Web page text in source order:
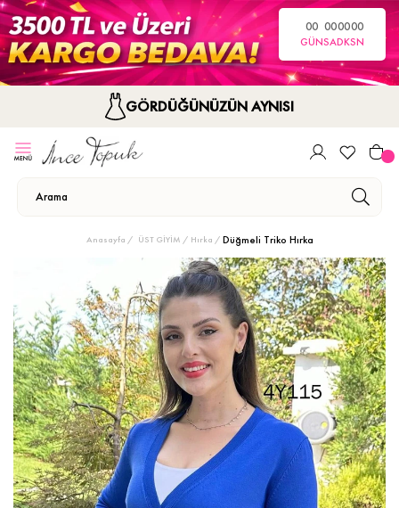
00
GÜN
00
SA
00
DK
00
SN
GÖRDÜĞÜNÜZÜN AYNISI
Anasayfa ÜST GİYİM Hırka Düğmeli Triko Hırka